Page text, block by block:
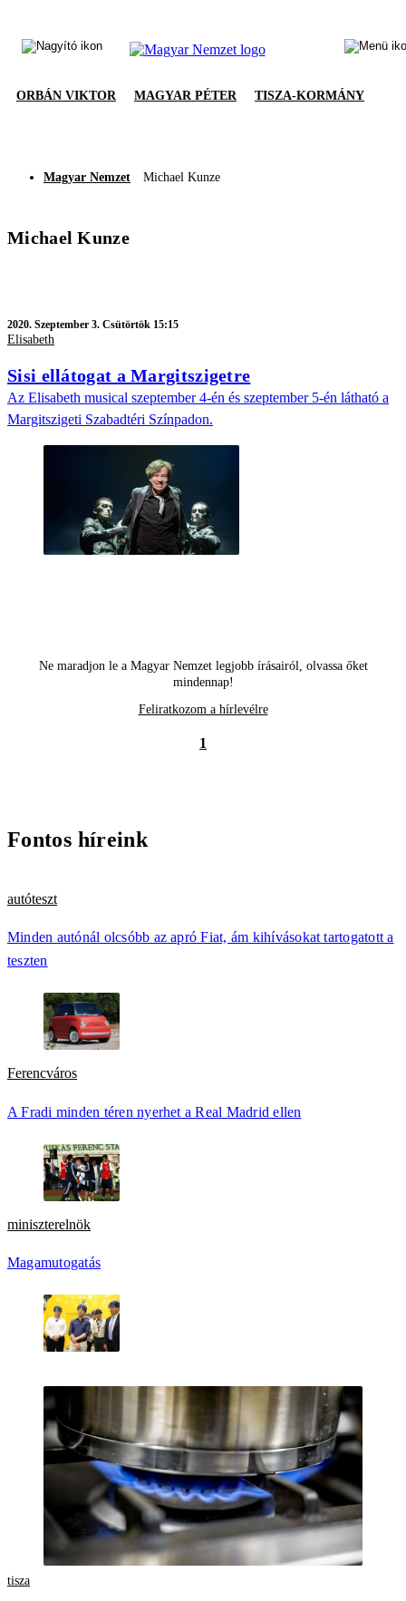
ORBÁN VIKTOR MAGYAR PÉTER TISZA-KORMÁNY
Magyar Nemzet Michael Kunze
Michael Kunze
2020. Szeptember 3. Csütörtök 15:15
Elisabeth
Sisi ellátogat a Margitszigetre
Az Elisabeth musical szeptember 4-én és szeptember 5-én látható a
Margitszigeti Szabadtéri Színpadon.
Ne maradjon le a Magyar Nemzet legjobb írásairól, olvassa őket
mindennap!
Feliratkozom a hírlevélre
1
Fontos híreink
autóteszt
Minden autónál olcsóbb az apró Fiat, ám kihívásokat tartogatott a
teszten
Ferencváros
A Fradi minden téren nyerhet a Real Madrid ellen
miniszterelnök
Magamutogatás
tisza